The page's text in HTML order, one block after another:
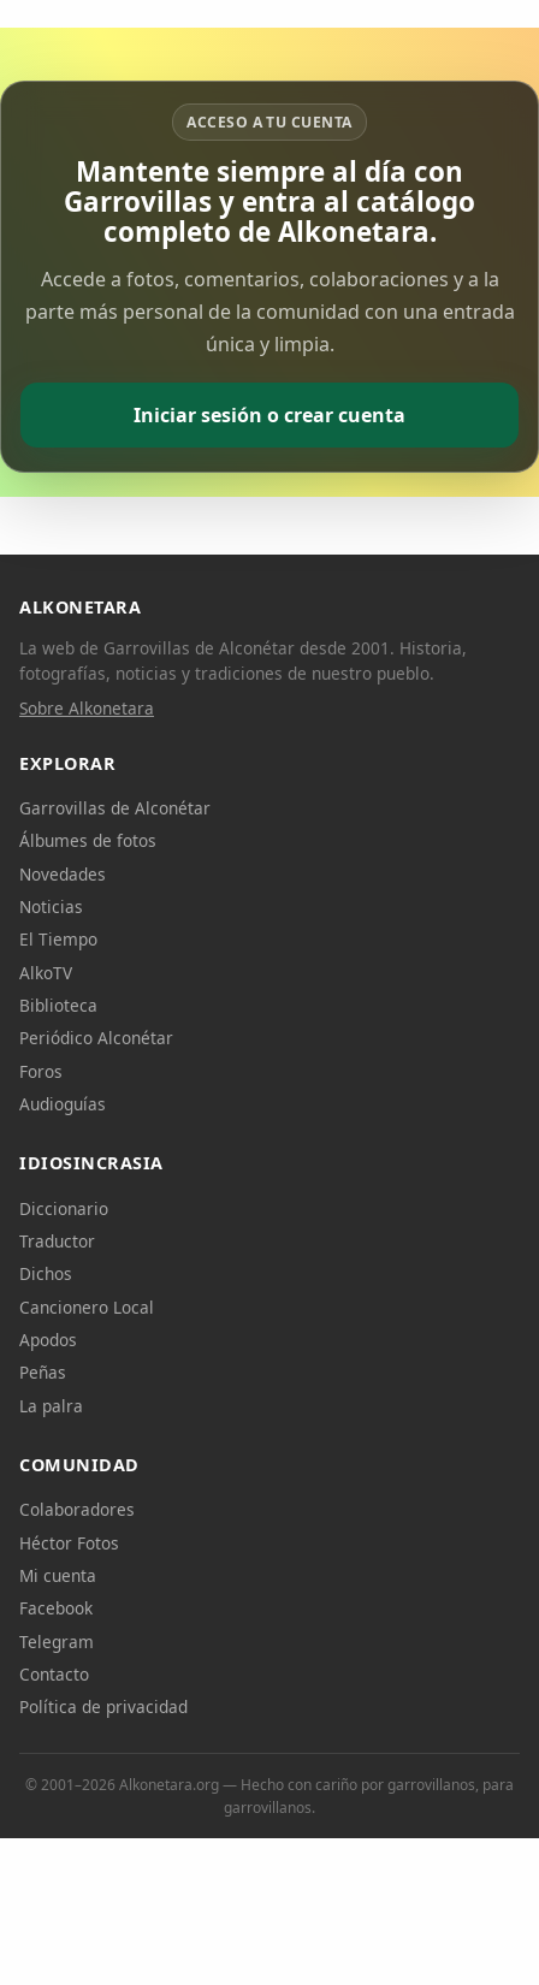
ACCESO A TU CUENTA
Mantente siempre al día con
Garrovillas y entra al catálogo
completo de Alkonetara.
Accede a fotos, comentarios, colaboraciones y a la
parte más personal de la comunidad con una entrada
única y limpia.
Iniciar sesión o crear cuenta
ALKONETARA
La web de Garrovillas de Alconétar desde 2001. Historia,
fotografías, noticias y tradiciones de nuestro pueblo.
Sobre Alkonetara
EXPLORAR
Garrovillas de Alconétar
Álbumes de fotos
Novedades
Noticias
El Tiempo
AlkoTV
Biblioteca
Periódico Alconétar
Foros
Audioguías
IDIOSINCRASIA
Diccionario
Traductor
Dichos
Cancionero Local
Apodos
Peñas
La palra
COMUNIDAD
Colaboradores
Héctor Fotos
Mi cuenta
Facebook
Telegram
Contacto
Política de privacidad
© 2001–2026 Alkonetara.org — Hecho con cariño por garrovillanos, para
garrovillanos.